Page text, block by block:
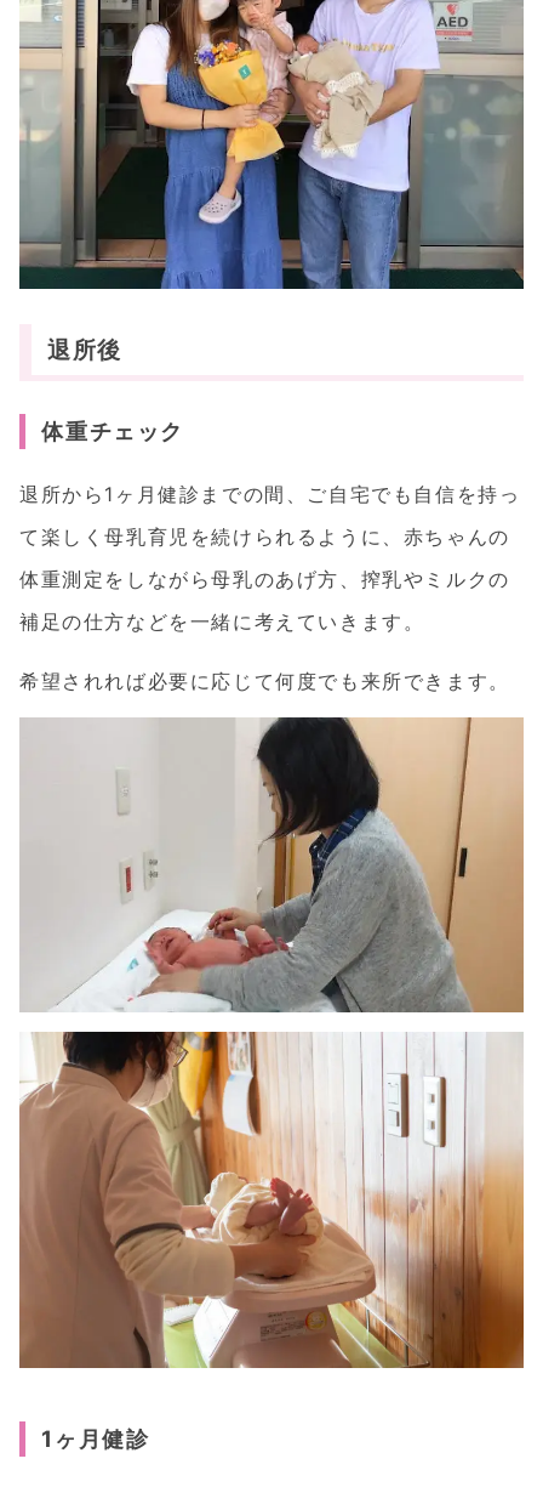
退所後
体重チェック
退所から1ヶ月健診までの間、ご自宅でも自信を持っ
て楽しく母乳育児を続けられるように、赤ちゃんの
体重測定をしながら母乳のあげ方、搾乳やミルクの
補足の仕方などを一緒に考えていきます。
希望されれば必要に応じて何度でも来所できます。
1ヶ月健診